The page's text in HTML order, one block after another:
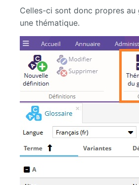
Celles-ci sont donc propres
une thématique.